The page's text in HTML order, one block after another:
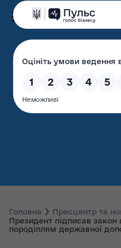
державна
Головна Пресцентр та
Президент підписав
породіллям державної